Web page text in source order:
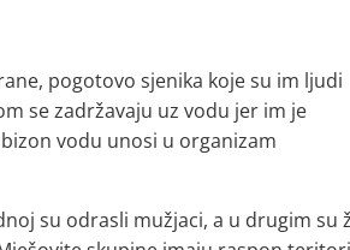
pogotovo sjenika koje su im ljudi
se zadržavaju uz vodu jer im je
vodu unosi u organizam
su odrasli mužjaci, a u drugim su